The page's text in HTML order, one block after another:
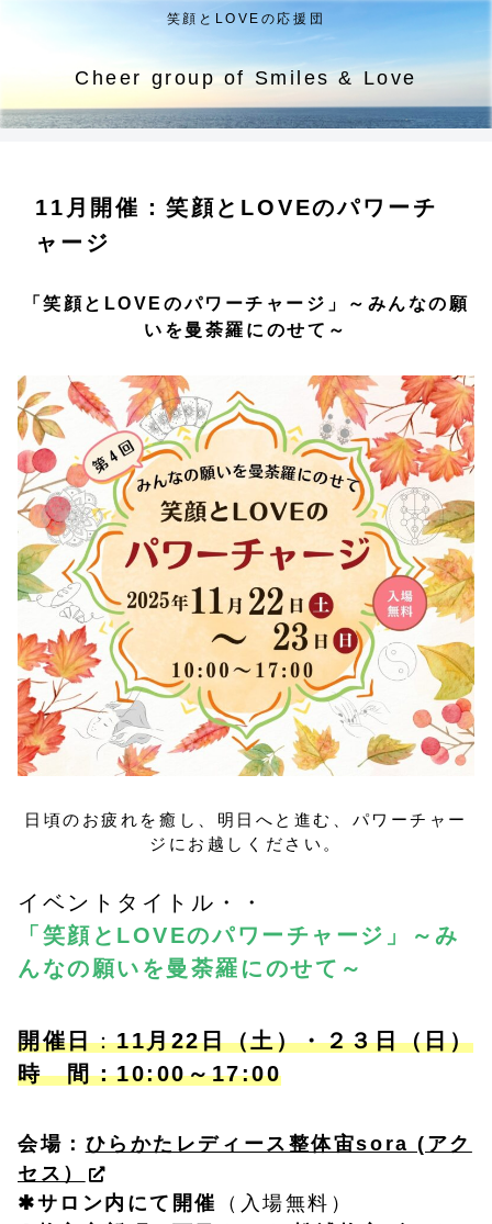
笑顔とLOVEの応援団
Cheer group of Smiles & Love
11月開催：笑顔とLOVEのパワーチ
ャージ
「笑顔とLOVEのパワーチャージ」～みんなの願
いを曼荼羅にのせて～
日頃のお疲れを癒し、明日へと進む、パワーチャー
ジにお越しください。
イベントタイトル・・
「笑顔とLOVEのパワーチャージ」
～み
んなの願いを曼荼羅にのせて～
開催日：11月22日（土）・２３日（日）
時 間：10:00～17:00
会場： ひらかたレディース整体宙sora (アク
セス）
✱サロン内にて開催
（入場無料）